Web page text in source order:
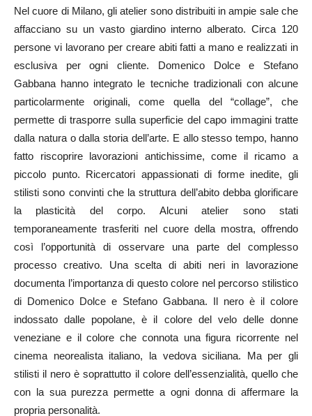
Nel cuore di Milano, gli atelier sono distribuiti in ampie sale che
affacciano su un vasto giardino interno alberato. Circa 120
persone vi lavorano per creare abiti fatti a mano e realizzati in
esclusiva per ogni cliente. Domenico Dolce e Stefano
Gabbana hanno integrato le tecniche tradizionali con alcune
particolarmente originali, come quella del “collage”, che
permette di trasporre sulla superficie del capo immagini tratte
dalla natura o dalla storia dell’arte. E allo stesso tempo, hanno
fatto riscoprire lavorazioni antichissime, come il ricamo a
piccolo punto. Ricercatori appassionati di forme inedite, gli
stilisti sono convinti che la struttura dell’abito debba glorificare
la plasticità del corpo. Alcuni atelier sono stati
temporaneamente trasferiti nel cuore della mostra, offrendo
così l’opportunità di osservare una parte del complesso
processo creativo. Una scelta di abiti neri in lavorazione
documenta l’importanza di questo colore nel percorso stilistico
di Domenico Dolce e Stefano Gabbana. Il nero è il colore
indossato dalle popolane, è il colore del velo delle donne
veneziane e il colore che connota una figura ricorrente nel
cinema neorealista italiano, la vedova siciliana. Ma per gli
stilisti il nero è soprattutto il colore dell’essenzialità, quello che
con la sua purezza permette a ogni donna di affermare la
propria personalità.